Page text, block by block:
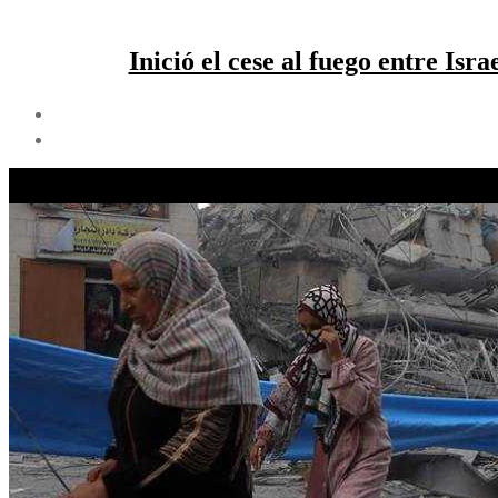
Inició el cese al fuego entre